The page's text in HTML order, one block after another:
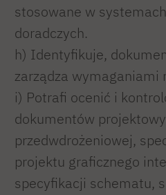
stosowane w
doradczych.
h) Identyfikuje,
zarządza wymaganiami
i) Potrafi ocenić i
dokumentów
przedwdrożeniowej,
projektu graficznego
specyfikacji schematu,